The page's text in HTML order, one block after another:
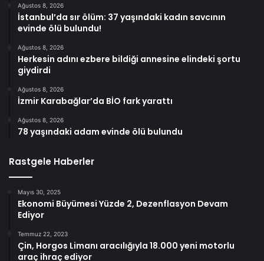
Ağustos 8, 2026
İstanbul’da sır ölüm: 37 yaşındaki kadın savcının
evinde ölü bulundu!
Ağustos 8, 2026
Herkesin adını ezbere bildiği annesine elindeki şortu
giydirdi
Ağustos 8, 2026
İzmir Karabağlar’da BİO fark yarattı
Ağustos 8, 2026
78 yaşındaki adam evinde ölü bulundu
Rastgele Haberler
Mayıs 30, 2025
Ekonomi Büyümesi Yüzde 2, Dezenflasyon Devam
Ediyor
Temmuz 22, 2023
Çin, Horgos Limanı aracılığıyla 18.000 yeni motorlu
araç ihraç ediyor